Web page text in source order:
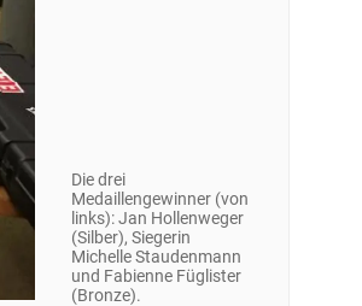
Die drei
Medaillengewinner (von
links): Jan Hollenweger
(Silber), Siegerin
Michelle Staudenmann
und Fabienne Füglister
(Bronze).